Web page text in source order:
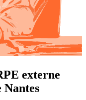
externe
Nantes